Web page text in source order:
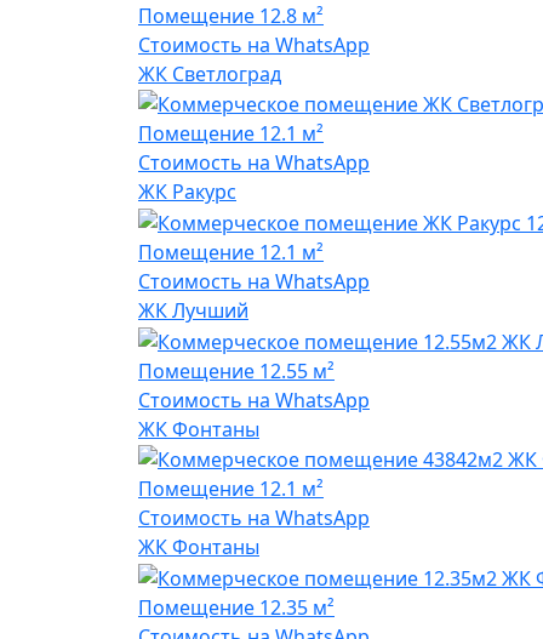
Помещение 12.8 м²
Стоимость на WhatsApp
ЖК Светлоград
Помещение 12.1 м²
Стоимость на WhatsApp
ЖК Ракурс
Помещение 12.1 м²
Стоимость на WhatsApp
ЖК Лучший
Помещение 12.55 м²
Стоимость на WhatsApp
ЖК Фонтаны
Помещение 12.1 м²
Стоимость на WhatsApp
ЖК Фонтаны
Помещение 12.35 м²